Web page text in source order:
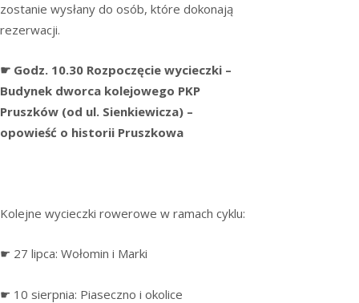
zostanie wysłany do osób, które dokonają
rezerwacji.
☛ Godz. 10.30 Rozpoczęcie wycieczki –
Budynek dworca kolejowego PKP
Pruszków (od ul. Sienkiewicza) –
opowieść o historii Pruszkowa
Kolejne wycieczki rowerowe w ramach cyklu:
☛ 27 lipca: Wołomin i Marki
☛ 10 sierpnia: Piaseczno i okolice